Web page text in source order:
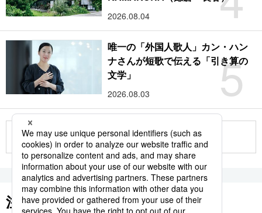
2026.08.04
5
唯一の「外国人歌人」カン・ハン
ナさんが短歌で伝える「引き算の
文学」
2026.08.03
もっと見る
注目のキーワード